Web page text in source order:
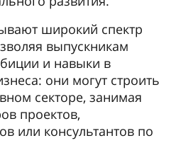
широкий спектр
выпускникам
и навыки в
они могут строить
секторе, занимая
проектов,
или консультантов по